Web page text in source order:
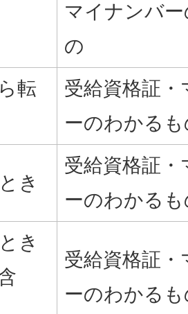
マイナンバ
の
転
受給資格証
ーのわかる
き
受給資格証
ーのわかる
き
受給資格証
ーのわかる